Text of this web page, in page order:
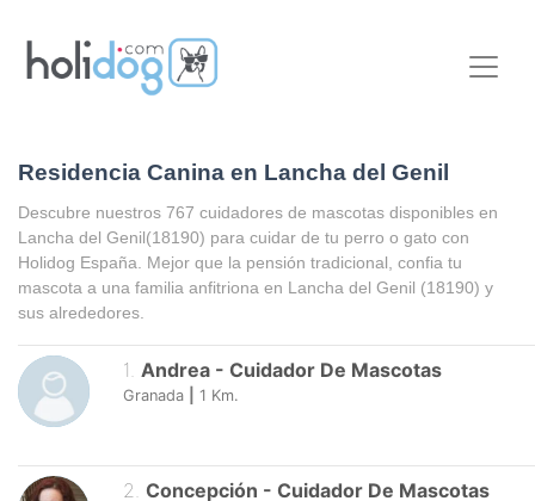
Residencia Canina en Lancha del Genil
Descubre nuestros 767 cuidadores de mascotas disponibles en
Lancha del Genil(18190) para cuidar de tu perro o gato con
Holidog España. Mejor que la pensión tradicional, confia tu
mascota a una familia anfitriona en Lancha del Genil (18190) y
sus alrededores.
1 Andrea - Cuidador De Mascotas
Granada 1 Km.
2. Concepción - Cuidador De Mascotas